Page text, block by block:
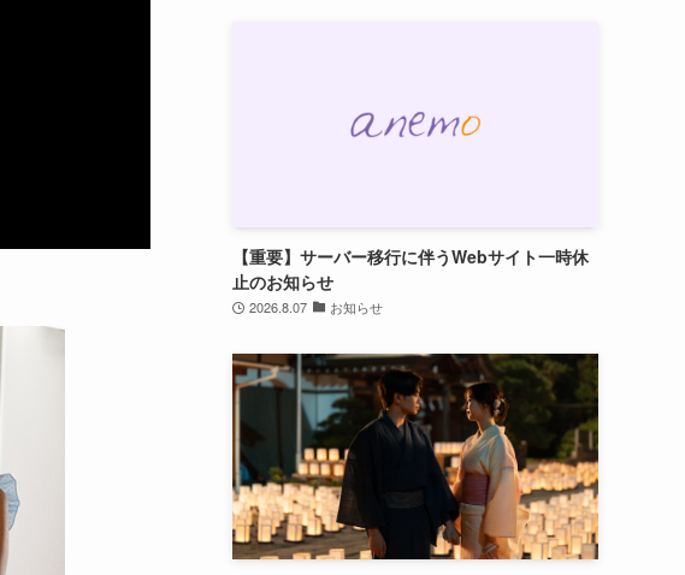
【重要】サーバー移行に伴うWebサイト一時休
止のお知らせ
2026.8.07 お知らせ